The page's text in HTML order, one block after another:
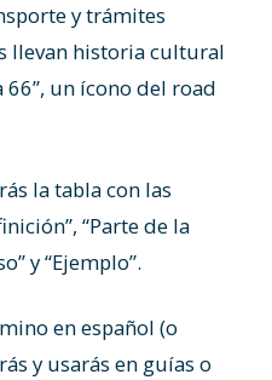
y trámites
llevan historia cultural
66”, un ícono del road
la tabla con las
“Parte de la
y “Ejemplo”.
en español (o
y usarás en guías o